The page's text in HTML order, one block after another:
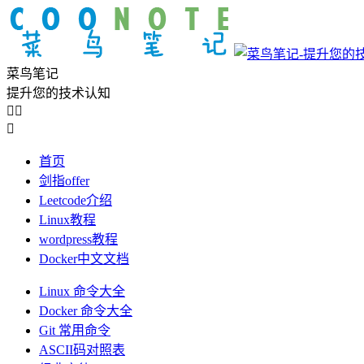
菜鸟笔记
提升您的技术认知
 

首页
剑指offer
Leetcode介绍
Linux教程
wordpress教程
Docker中文文档
Linux 命令大全
Docker 命令大全
Git 常用命令
ASCII码对照表